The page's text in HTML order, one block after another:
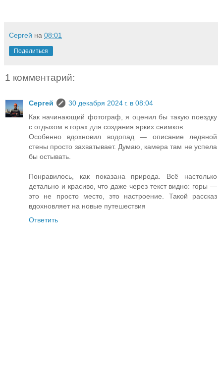
Сергей на 08:01
Поделиться
1 комментарий:
Сергей
30 декабря 2024 г. в 08:04
Как начинающий фотограф, я оценил бы такую поездку
с отдыхом в горах для создания ярких снимков.
Особенно вдохновил водопад — описание ледяной
стены просто захватывает. Думаю, камера там не успела
бы остывать.
Понравилось, как показана природа. Всё настолько
детально и красиво, что даже через текст видно: горы —
это не просто место, это настроение. Такой рассказ
вдохновляет на новые путешествия
Ответить